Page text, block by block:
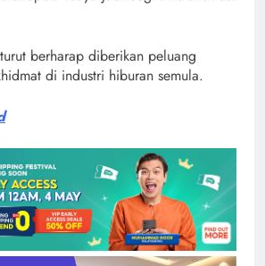
turut berharap diberikan peluang
di industri hiburan semula.